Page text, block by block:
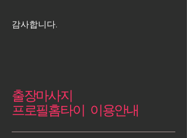
​감사합니다.
출장마사지
프로필홈타이 이용안내